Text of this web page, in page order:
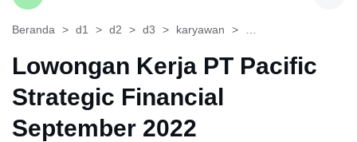
Beranda d1 d2 d3 karyawan
Lowongan Kerja PT Pacific
Strategic Financial
September 2022